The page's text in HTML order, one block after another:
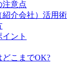
注意点
介会社）活用術
ント
こまでOK?